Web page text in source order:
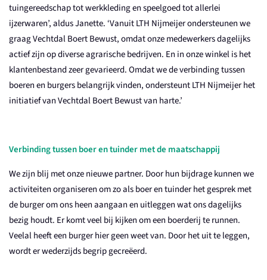
tuingereedschap tot werkkleding en speelgoed tot allerlei
ijzerwaren’, aldus Janette. ‘Vanuit LTH Nijmeijer ondersteunen we
graag Vechtdal Boert Bewust, omdat onze medewerkers dagelijks
actief zijn op diverse agrarische bedrijven. En in onze winkel is het
klantenbestand zeer gevarieerd. Omdat we de verbinding tussen
boeren en burgers belangrijk vinden, ondersteunt LTH Nijmeijer het
initiatief van Vechtdal Boert Bewust van harte.’
Verbinding tussen boer en tuinder met de maatschappij
We zijn blij met onze nieuwe partner. Door hun bijdrage kunnen we
activiteiten organiseren om zo als boer en tuinder het gesprek met
de burger om ons heen aangaan en uitleggen wat ons dagelijks
bezig houdt. Er komt veel bij kijken om een boerderij te runnen.
Veelal heeft een burger hier geen weet van. Door het uit te leggen,
wordt er wederzijds begrip gecreëerd.